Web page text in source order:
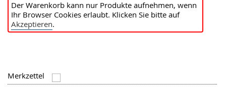
Der Warenkorb kann nur Produkte aufnehmen, wenn
Ihr Browser Cookies erlaubt. Klicken Sie bitte auf
Akzeptieren.
Merkzettel